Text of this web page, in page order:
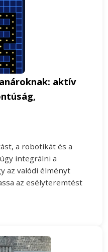
aktív
a robotikát és a
integrálni a
az valódi élményt
az esélyteremtést